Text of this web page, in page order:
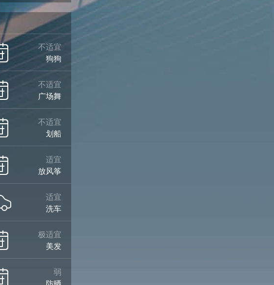
不适宜
狗狗
不适宜
广场舞
不适宜
划船
适宜
放风筝
适宜
洗车
极适宜
美发
弱